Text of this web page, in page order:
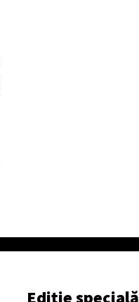
Ediție specială